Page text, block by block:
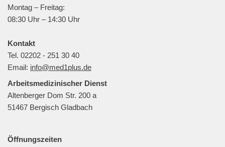
Montag – Freitag:
08:30 Uhr – 14:30 Uhr
Kontakt
Tel. 02202 - 251 30 40
Email: info@med1plus.de
Arbeitsmedizinischer Dienst
Altenberger Dom Str. 200 a
51467 Bergisch Gladbach
Öffnungszeiten